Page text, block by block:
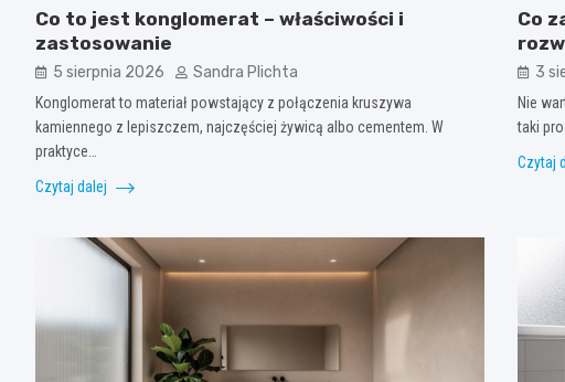
Co to jest konglomerat – właściwości i
zastosowanie
5 sierpnia 2026 Sandra Plichta
Konglomerat to materiał powstający z połączenia kruszywa
kamiennego z lepiszczem, najczęściej żywicą albo cementem. W
praktyce…
Czytaj dalej
Co
3
Nie
taki
Czytaj